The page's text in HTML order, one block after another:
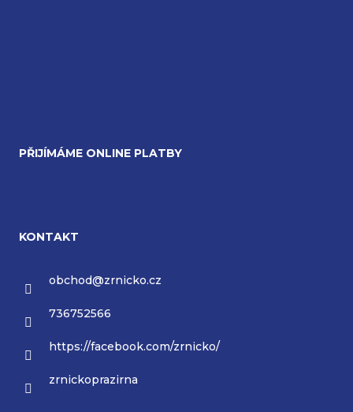
PŘIJÍMÁME ONLINE PLATBY
KONTAKT
obchod@zrnicko.cz
736752566
https://facebook.com/zrnicko/
zrnickoprazirna